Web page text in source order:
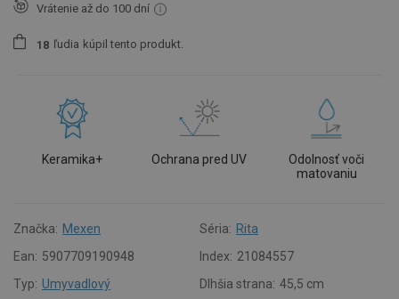
Vrátenie až do 100 dní
1 8 ľudia kúpil tento produkt.
Keramika+ Ochrana pred UV
Odolnosť voči
matovaniu
Značka: Mexen Séria: Rita
Ean: 5907709190948 Index: 21084557
Typ: Umyvadlový Dlhšia strana: 45,5 cm